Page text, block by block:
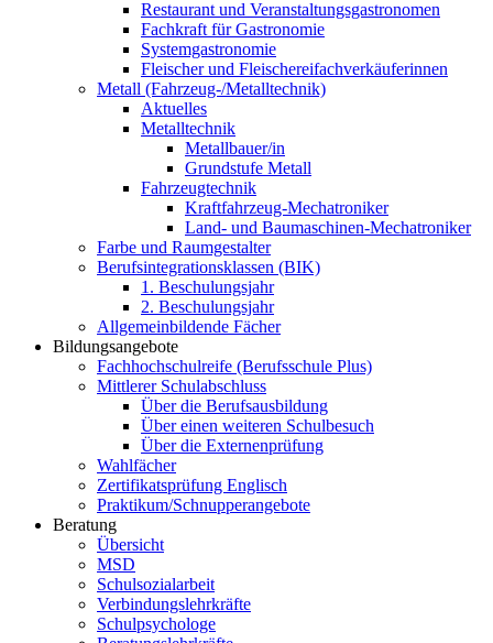
Restaurant und Veranstaltungsgastronomen
Fachkraft für Gastronomie
Systemgastronomie
Fleischer und Fleischereifachverkäuferinnen
Metall (Fahrzeug-/Metalltechnik)
Aktuelles
Metalltechnik
Metallbauer/in
Grundstufe Metall
Fahrzeugtechnik
Kraftfahrzeug-Mechatroniker
Land- und Baumaschinen-Mechatroniker
Farbe und Raumgestalter
Berufsintegrationsklassen (BIK)
1. Beschulungsjahr
2. Beschulungsjahr
Allgemeinbildende Fächer
Bildungsangebote
Fachhochschulreife (Berufsschule Plus)
Mittlerer Schulabschluss
Über die Berufsausbildung
Über einen weiteren Schulbesuch
Über die Externenprüfung
Wahlfächer
Zertifikatsprüfung Englisch
Praktikum/Schnupperangebote
Beratung
Übersicht
MSD
Schulsozialarbeit
Verbindungslehrkräfte
Schulpsychologe